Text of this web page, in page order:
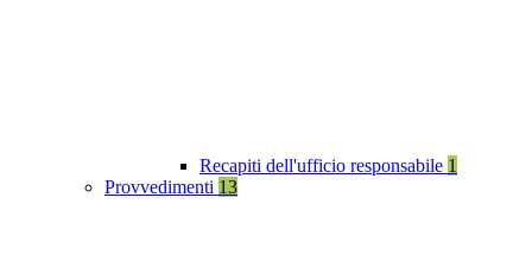
Recapiti dell'ufficio responsabile 1
Provvedimenti 13